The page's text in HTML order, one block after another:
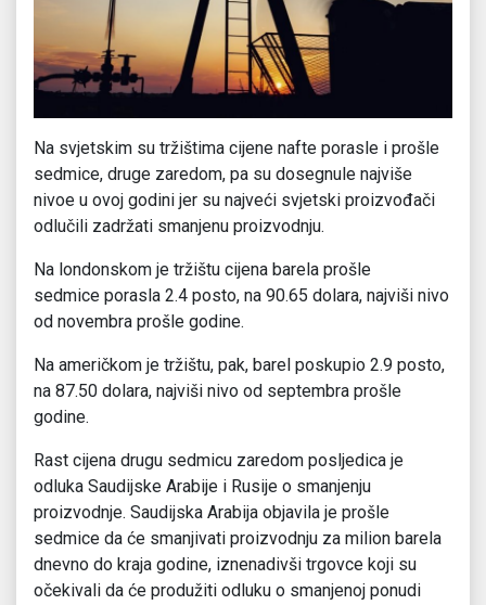
Na svjetskim su tržištima cijene nafte porasle i prošle
sedmice, druge zaredom, pa su dosegnule najviše
nivoe u ovoj godini jer su najveći svjetski proizvođači
odlučili zadržati smanjenu proizvodnju.
Na londonskom je tržištu cijena barela prošle
sedmice porasla 2.4 posto, na 90.65 dolara, najviši nivo
od novembra prošle godine.
Na američkom je tržištu, pak, barel poskupio 2.9 posto,
na 87.50 dolara, najviši nivo od septembra prošle
godine.
Rast cijena drugu sedmicu zaredom posljedica je
odluka Saudijske Arabije i Rusije o smanjenju
proizvodnje. Saudijska Arabija objavila je prošle
sedmice da će smanjivati proizvodnju za milion barela
dnevno do kraja godine, iznenadivši trgovce koji su
očekivali da će produžiti odluku o smanjenoj ponudi